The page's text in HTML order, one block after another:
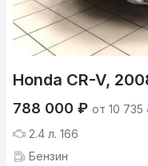
Honda CR-V,
788 000 ₽ от 10
2.4 л. 166
Бензин